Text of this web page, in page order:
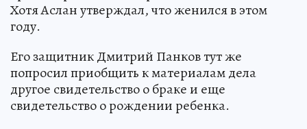
Хотя Аслан утверждал, что женился в этом
году.
Его защитник Дмитрий Панков тут же
попросил приобщить к материалам дела
другое свидетельство о браке и еще
свидетельство о рождении ребенка.